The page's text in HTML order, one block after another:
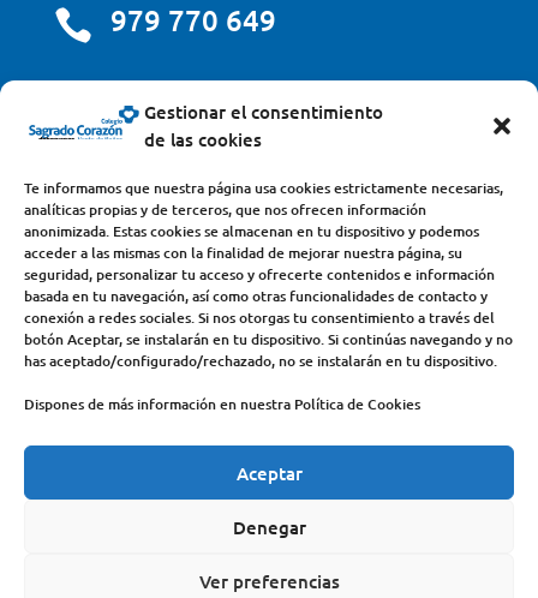
Gestionar el consentimiento
de las cookies
Te informamos que nuestra página usa cookies estrictamente necesarias,
analíticas propias y de terceros, que nos ofrecen información
anonimizada. Estas cookies se almacenan en tu dispositivo y podemos
acceder a las mismas con la finalidad de mejorar nuestra página, su
seguridad, personalizar tu acceso y ofrecerte contenidos e información
basada en tu navegación, así como otras funcionalidades de contacto y
conexión a redes sociales. Si nos otorgas tu consentimiento a través del
botón Aceptar, se instalarán en tu dispositivo. Si continúas navegando y no
has aceptado/configurado/rechazado, no se instalarán en tu dispositivo.
Dispones de más información en nuestra Política de Cookies
Aceptar
Denegar
Ver preferencias
 979 770 649
centro@scjdehon.com
Colegio y Seminario Sagrado Corazón
Avda. Castilla y León, s/n – 34200 – Venta de Baños
(Palencia) – Teléfono 979770649
COLEGIO DEHONIANOS
CANAL ÉTICO
ACCESO PROFESORES
ACTUALIDAD
POLÍTICA DE PRIVACIDAD